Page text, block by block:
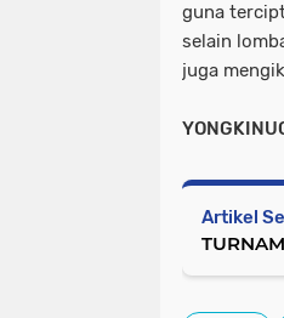
guna
selain
juga
Artikel